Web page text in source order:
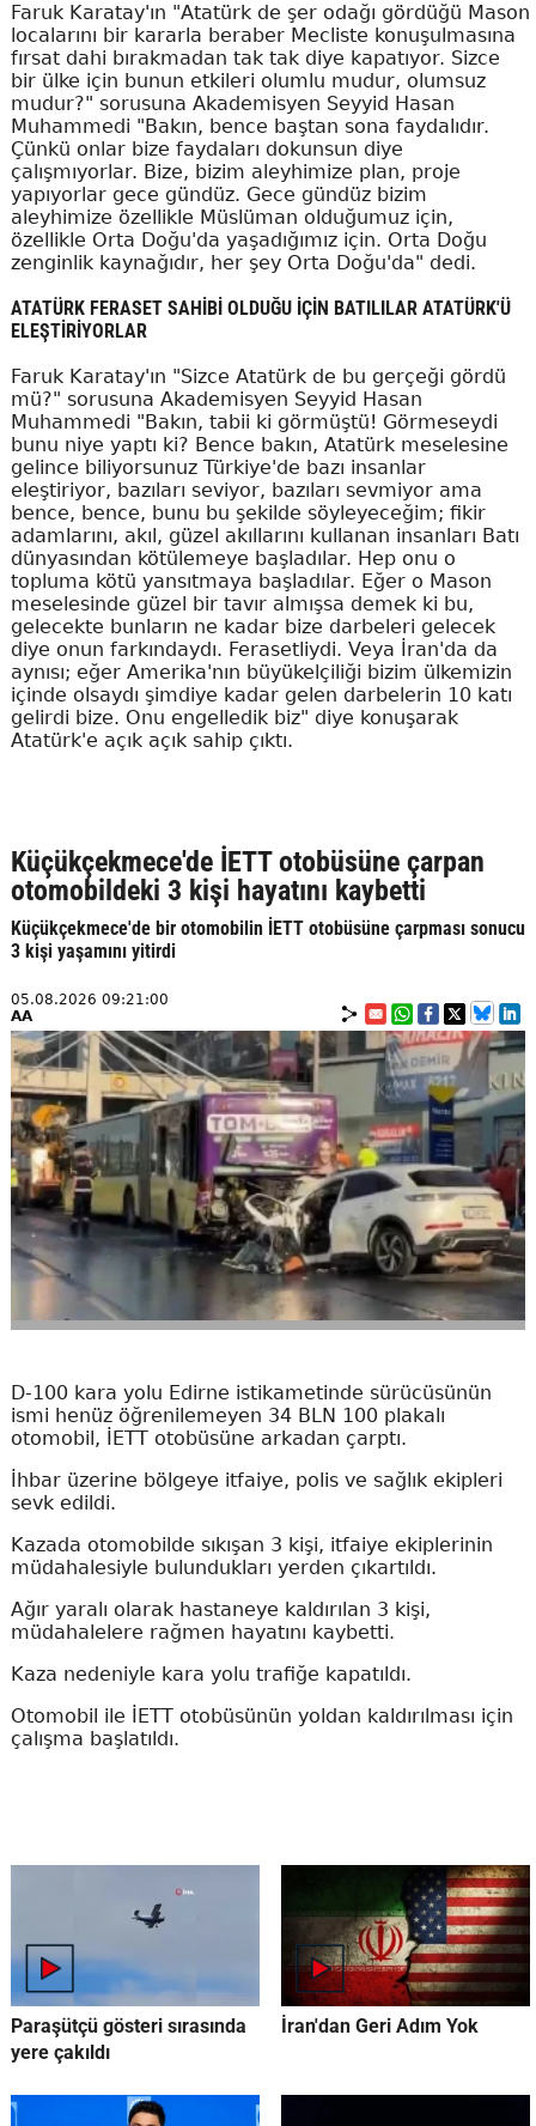
Faruk Karatay'ın "Atatürk de şer odağı gördüğü Mason
localarını bir kararla beraber Mecliste konuşulmasına
fırsat dahi bırakmadan tak tak diye kapatıyor. Sizce
bir ülke için bunun etkileri olumlu mudur, olumsuz
mudur?" sorusuna Akademisyen Seyyid Hasan
Muhammedi "Bakın, bence baştan sona faydalıdır.
Çünkü onlar bize faydaları dokunsun diye
çalışmıyorlar. Bize, bizim aleyhimize plan, proje
yapıyorlar gece gündüz. Gece gündüz bizim
aleyhimize özellikle Müslüman olduğumuz için,
özellikle Orta Doğu'da yaşadığımız için. Orta Doğu
zenginlik kaynağıdır, her şey Orta Doğu'da" dedi.
ATATÜRK FERASET SAHİBİ OLDUĞU İÇİN BATILILAR ATATÜRK'Ü
ELEŞTİRİYORLAR
Faruk Karatay'ın "Sizce Atatürk de bu gerçeği gördü
mü?" sorusuna Akademisyen Seyyid Hasan
Muhammedi "Bakın, tabii ki görmüştü! Görmeseydi
bunu niye yaptı ki? Bence bakın, Atatürk meselesine
gelince biliyorsunuz Türkiye'de bazı insanlar
eleştiriyor, bazıları seviyor, bazıları sevmiyor ama
bence, bence, bunu bu şekilde söyleyeceğim; fikir
adamlarını, akıl, güzel akıllarını kullanan insanları Batı
dünyasından kötülemeye başladılar. Hep onu o
topluma kötü yansıtmaya başladılar. Eğer o Mason
meselesinde güzel bir tavır almışsa demek ki bu,
gelecekte bunların ne kadar bize darbeleri gelecek
diye onun farkındaydı. Ferasetliydi. Veya İran'da da
aynısı; eğer Amerika'nın büyükelçiliği bizim ülkemizin
içinde olsaydı şimdiye kadar gelen darbelerin 10 katı
gelirdi bize. Onu engelledik biz" diye konuşarak
Atatürk'e açık açık sahip çıktı.
Küçükçekmece'de İETT otobüsüne çarpan
otomobildeki 3 kişi hayatını kaybetti
Küçükçekmece'de bir otomobilin İETT otobüsüne çarpması sonucu
3 kişi yaşamını yitirdi
05.08.2026 09:21:00
AA
D-100 kara yolu Edirne istikametinde sürücüsünün
ismi henüz öğrenilemeyen 34 BLN 100 plakalı
otomobil, İETT otobüsüne arkadan çarptı.
İhbar üzerine bölgeye itfaiye, polis ve sağlık ekipleri
sevk edildi.
Kazada otomobilde sıkışan 3 kişi, itfaiye ekiplerinin
müdahalesiyle bulundukları yerden çıkartıldı.
Ağır yaralı olarak hastaneye kaldırılan 3 kişi,
müdahalelere rağmen hayatını kaybetti.
Kaza nedeniyle kara yolu trafiğe kapatıldı.
Otomobil ile İETT otobüsünün yoldan kaldırılması için
çalışma başlatıldı.
Paraşütçü gösteri sırasında
yere çakıldı
İran'dan Geri Adım Yok